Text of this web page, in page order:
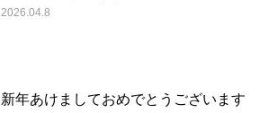
2026.04.8
新年あけましておめでとうございます